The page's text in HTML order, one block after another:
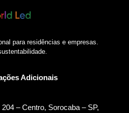
para residências e empresas.
Adicionais
– Centro, Sorocaba – SP,